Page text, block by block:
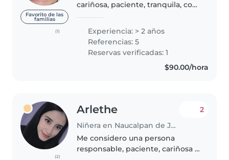
Favorito de las
familias
(1)
cariñosa, paciente, tranquila, con
responsable, dedicada, limpia,
ordenada, trabajadora, talentosa,
con un gran amor..
Experiencia: > 2 años
Referencias: 5
Reservas verificadas: 1
$90.00/hora
(2)
Arlethe
Niñera en Naucalpan de Juárez
2
Me considero una persona
responsable, paciente, cariñosa y